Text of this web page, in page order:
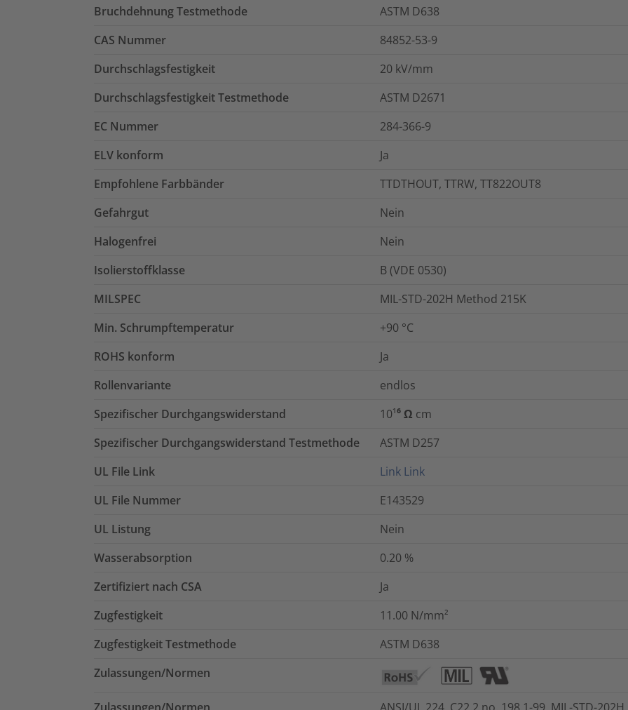
Bruchdehnung Testmethode
ASTM D638
CAS Nummer
84852-53-9
Durchschlagsfestigkeit
20 kV/mm
Durchschlagsfestigkeit Testmethode
ASTM D2671
EC Nummer
284-366-9
ELV konform
Ja
Empfohlene Farbbänder
TTDTHOUT, TTRW, TT822OUT8
Gefahrgut
Nein
Halogenfrei
Nein
Isolierstoffklasse
B (VDE 0530)
MILSPEC
MIL-STD-202H Method 215K
Min. Schrumpftemperatur
+90 °C
ROHS konform
Ja
Rollenvariante
endlos
Spezifischer Durchgangswiderstand
10¹⁶ Ω cm
Spezifischer Durchgangswiderstand Testmethode
ASTM D257
UL File Link
Link Link
UL File Nummer
E143529
UL Listung
Nein
Wasserabsorption
0.20 %
Zertifiziert nach CSA
Ja
Zugfestigkeit
11.00 N/mm²
Zugfestigkeit Testmethode
ASTM D638
Zulassungen/Normen